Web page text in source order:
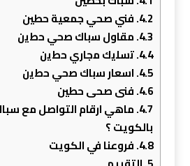
4.2. فني صحي جمعية حطين
4.3. ﻣﻘﺎول ﺳﺑﺎك ﺻﺣﻲ ﺣطﻳن
4.4. ﺗﺳﻠﻳك ﻣﺟﺎري ﺣطﻳن
4.5. اﺳﻌﺎر ﺳﺑﺎك ﺻﺣﻲ ﺣطﻳن
4.6. فنى صحى حطين
4.7. ماهي ارقام التواصل مع
بالكويت ؟
4.8. فروعنا في الكويت